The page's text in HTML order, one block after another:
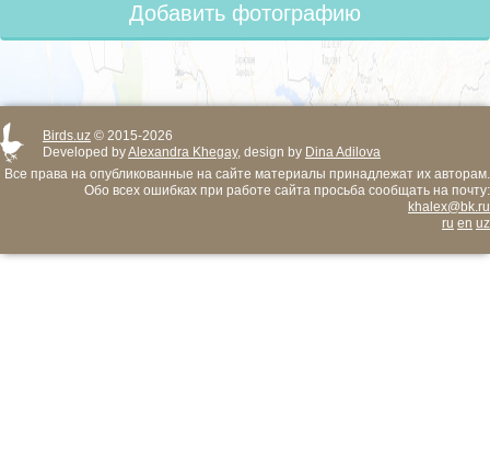
Добавить фотографию
Birds.uz © 2015-2026
Developed byAlexandra Khegay, design by Dina Adilova
Все права на опубликованные на сайте материалы принадлежат их авторам.
Обо всех ошибках при работе сайта просьба сообщать на почту:
khalex@bk.ru
ru en uz